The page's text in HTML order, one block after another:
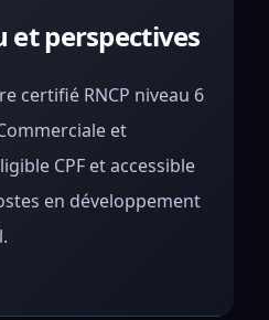
et perspectives
certifié RNCP niveau 6
et
CPF et accessible
en développement